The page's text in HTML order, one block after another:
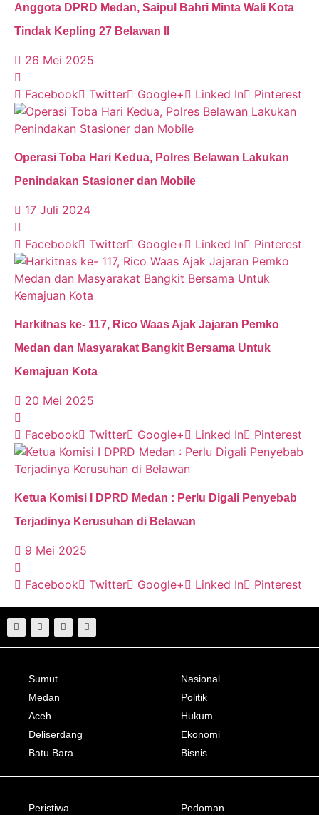
Anggota DPRD Medan, Saipul Bahri Minta Wali Kota
Tindak Kepling 27 Belawan II
26 Mei 2025
Facebook Twitter Google+ Linked In Pinterest
Operasi Toba Hari Kedua, Polres Belawan Lakukan
Penindakan Stasioner dan Mobile
17 Juli 2024
Facebook Twitter Google+ Linked In Pinterest
Harkitnas ke- 117, Rico Waas Ajak Jajaran Pemko
Medan dan Masyarakat Bangkit Bersama Untuk
Kemajuan Kota
20 Mei 2025
Facebook Twitter Google+ Linked In Pinterest
Ketua Komisi I DPRD Medan : Perlu Digali Penyebab
Terjadinya Kerusuhan di Belawan
9 Mei 2025
Facebook Twitter Google+ Linked In Pinterest
Sumut
Medan
Aceh
Deliserdang
Batu Bara
Nasional
Politik
Hukum
Ekonomi
Bisnis
Peristiwa Pedoman